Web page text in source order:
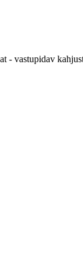
- vastupidav